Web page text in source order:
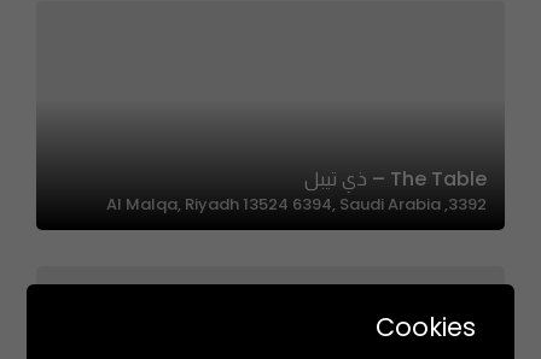
The Table – ذي تيبل
3392, Al Malqa, Riyadh 13524 6394, Saudi Arabia
Cookies